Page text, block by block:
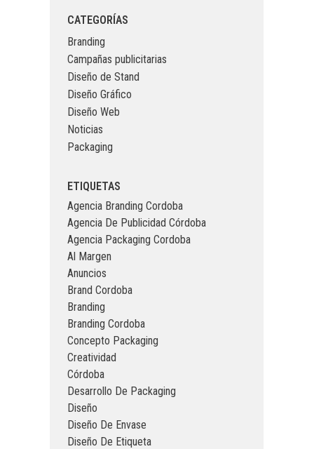
CATEGORÍAS
Branding
Campañas publicitarias
Diseño de Stand
Diseño Gráfico
Diseño Web
Noticias
Packaging
ETIQUETAS
Agencia Branding Cordoba
Agencia De Publicidad Córdoba
Agencia Packaging Cordoba
Al Margen
Anuncios
Brand Cordoba
Branding
Branding Cordoba
Concepto Packaging
Creatividad
Córdoba
Desarrollo De Packaging
Diseño
Diseño De Envase
Diseño De Etiqueta